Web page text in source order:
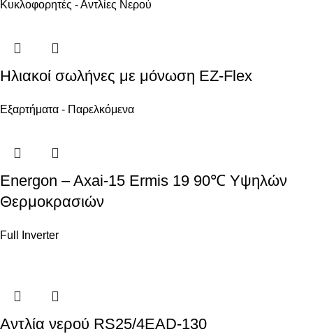
Κυκλοφορητές - Αντλίες Νερού
Ηλιακοί σωλήνες με μόνωση EZ-Flex
Εξαρτήματα - Παρελκόμενα
Energon – Axai-15 Ermis 19 90℃ Υψηλών
Θερμοκρασιών
Full Inverter
Αντλία νερού RS25/4EAD-130